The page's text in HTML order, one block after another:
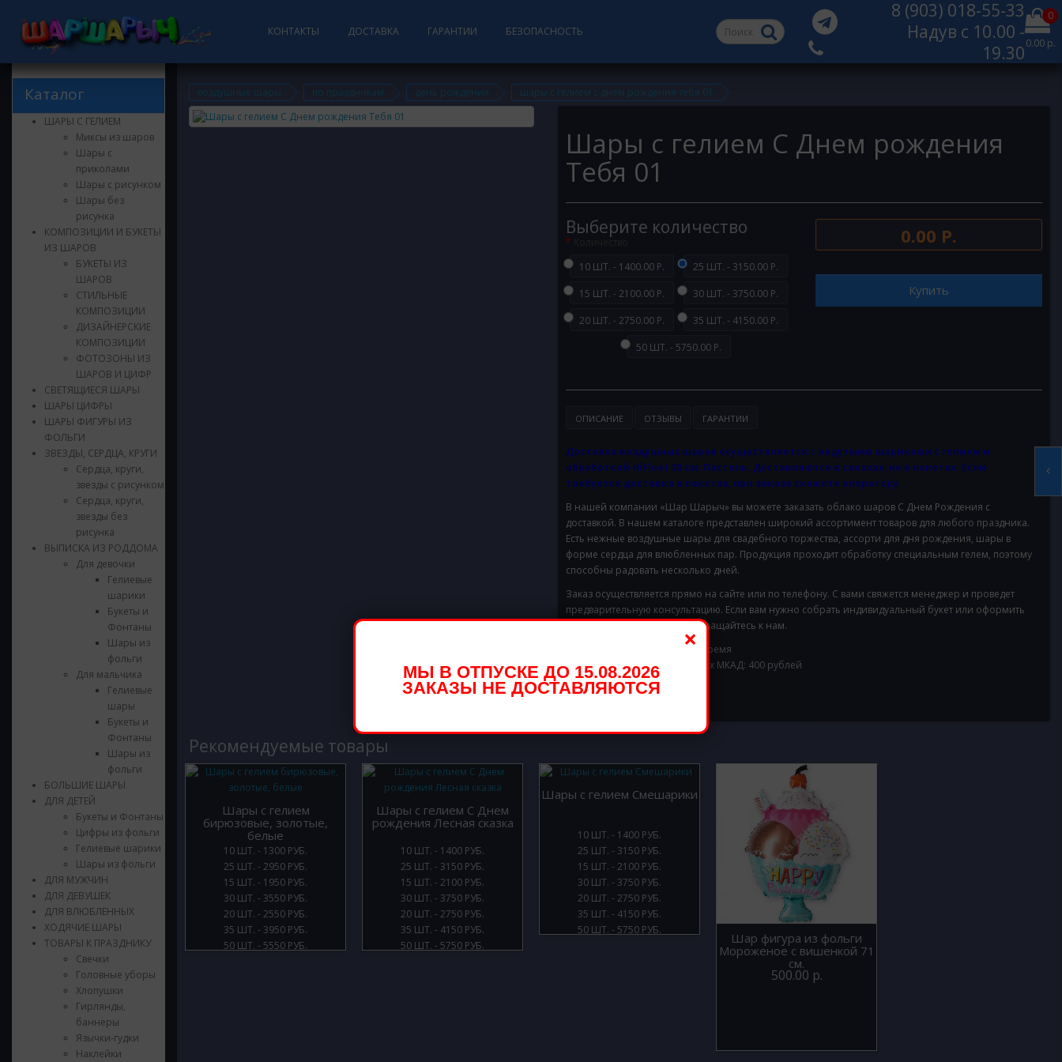
КОНТАКТЫ ДОСТАВКА ГАРАНТИИ БЕЗОПАСНОСТЬ
8 (903) 018-55-33
Надув с 10.00 -
19.30
0
0.00 р.
Каталог
ШАРЫ С ГЕЛИЕМ
Миксы из шаров
Шары с
приколами
Шары с рисунком
Шары без
рисунка
КОМПОЗИЦИИ И БУКЕТЫ
ИЗ ШАРОВ
БУКЕТЫ ИЗ
ШАРОВ
СТИЛЬНЫЕ
КОМПОЗИЦИИ
ДИЗАЙНЕРСКИЕ
КОМПОЗИЦИИ
ФОТОЗОНЫ ИЗ
ШАРОВ И ЦИФР
СВЕТЯЩИЕСЯ ШАРЫ
ШАРЫ ЦИФРЫ
ШАРЫ ФИГУРЫ ИЗ
ФОЛЬГИ
ЗВЕЗДЫ, СЕРДЦА, КРУГИ
Сердца, круги,
звезды с рисунком
Сердца, круги,
звезды без
рисунка
ВЫПИСКА ИЗ РОДДОМА
Для девочки
Гелиевые
шарики
Букеты и
Фонтаны
Шары из
фольги
Для мальчика
Гелиевые
шары
Букеты и
Фонтаны
Шары из
фольги
БОЛЬШИЕ ШАРЫ
ДЛЯ ДЕТЕЙ
Букеты и Фонтаны
Цифры из фольги
Гелиевые шарики
Шары из фольги
ДЛЯ МУЖЧИН
ДЛЯ ДЕВУШЕК
ДЛЯ ВЛЮБЛЕННЫХ
ХОДЯЧИЕ ШАРЫ
ТОВАРЫ К ПРАЗДНИКУ
Свечки
Головные уборы
Хлопушки
Гирлянды,
баннеры
Язычки-гудки
Наклейки
воздушные шары по праздникам день рождения шары с гелием с днем рождения тебя 01
Шары с гелием С Днем рождения
Тебя 01
Выберите количество
10 ШТ. - 1400.00 Р.
15 ШТ. - 2100.00 Р.
20 ШТ. - 2750.00 Р.
25 ШТ. - 3150.00 Р.
30 ШТ. - 3750.00 Р.
35 ШТ. - 4150.00 Р.
50 ШТ. - 5750.00 Р.
0.00 Р.
Купить
ОПИСАНИЕ ОТЗЫВЫ ГАРАНТИИ
Доставка воздушных шаров осуществляется с надутыми шариками с гелием и
обработкой HiFloat 30 см. Пастель. Доставляются в связках, не в пакетах. Если
требуется доставка в пакетах, при заказе скажите оператору.
В нашей компании «Шар Шарыч» вы можете заказать облако шаров С Днем Рождения с
доставкой. В нашем каталоге представлен широкий ассортимент товаров для любого праздника.
Есть нежные воздушные шары для свадебного торжества, ассорти для дня рождения, шары в
форме сердца для влюбленных пар. Продукция проходит обработку специальным гелем, поэтому
способны радовать несколько дней.
Заказ осуществляется прямо на сайте или по телефону. С вами свяжется менеджер и проведет
предварительную консультацию. Если вам нужно собрать индивидуальный букет или оформить
большую композицию, то обращайтесь к нам.
Доставим в удобное для Вас время
Стоимость доставки в пределах МКАД: 400 рублей
Рекомендуемые товары
Шары с гелием
бирюзовые, золотые,
белые
10 ШТ. - 1300 РУБ.
15 ШТ. - 1950 РУБ.
20 ШТ. - 2550 РУБ.
25 ШТ. - 2950 РУБ.
30 ШТ. - 3550 РУБ.
35 ШТ. - 3950 РУБ.
50 ШТ. - 5550 РУБ.
Шары с гелием С Днем
рождения Лесная сказка
10 ШТ. - 1400 РУБ.
15 ШТ. - 2100 РУБ.
20 ШТ. - 2750 РУБ.
25 ШТ. - 3150 РУБ.
30 ШТ. - 3750 РУБ.
35 ШТ. - 4150 РУБ.
50 ШТ. - 5750 РУБ.
Шары с гелием Смешарики
10 ШТ. - 1400 РУБ.
15 ШТ. - 2100 РУБ.
20 ШТ. - 2750 РУБ.
25 ШТ. - 3150 РУБ.
30 ШТ. - 3750 РУБ.
35 ШТ. - 4150 РУБ.
50 ШТ. - 5750 РУБ.
Шар фигура из фольги
Мороженое с вишенкой 71
см.
500.00 р.
×
МЫ В ОТПУСКЕ ДО 15.08.2026
ЗАКАЗЫ НЕ ДОСТАВЛЯЮТСЯ